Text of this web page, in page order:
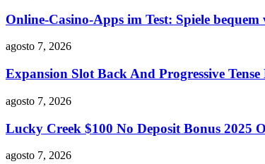
Online-Casino-Apps im Test: Spiele bequem
agosto 7, 2026
Expansion Slot Back And Progressive
agosto 7, 2026
Lucky Creek $100 No Deposit Bonus 2025
agosto 7, 2026